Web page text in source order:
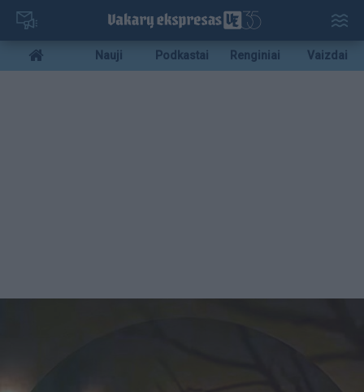
Pereiti
pagrindinį
turinį
Mobile
menu
Nauji Podkastai Renginiai Vaizdai